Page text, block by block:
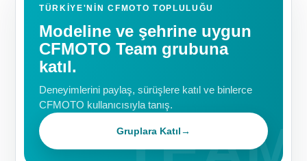
TÜRKIYE'NIN CFMOTO TOPLULUĞU
Modeline ve şehrine uygun
CFMOTO Team grubuna
katıl.
Deneyimlerini paylaş, sürüşlere katıl ve binlerce
CFMOTO kullanıcısıyla tanış.
Gruplara Katıl→